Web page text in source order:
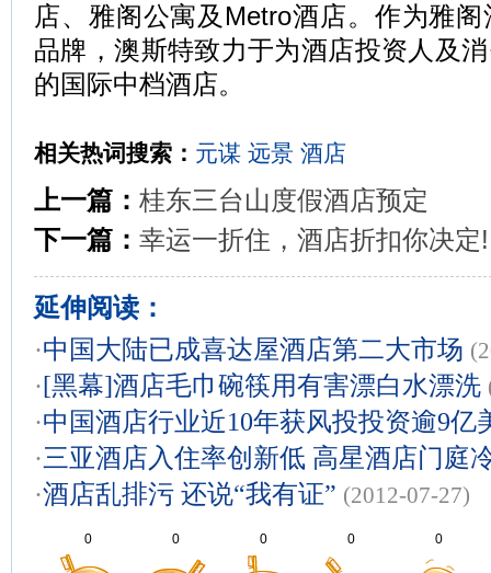
店、雅阁公寓及Metro酒店。作为雅
品牌，澳斯特致力于为酒店投资人及
的国际中档酒店。
相关热词搜索： 元谋 远景 酒店
上一篇： 桂东三台山度假酒店预定
下一篇： 幸运一折住，酒店折扣你决定!
延伸阅读：
·中国大陆已成喜达屋酒店第二大市场
·[黑幕]酒店毛巾碗筷用有害漂白水漂洗
·中国酒店行业近10年获风投投资逾9亿
·三亚酒店入住率创新低 高星酒店门庭
·酒店乱排污 还说“我有证” (2012-07-27)
0 0 0 0 0